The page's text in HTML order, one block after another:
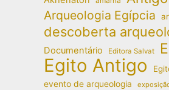
Arqueologia Egípcia
descoberta
Documentário Editora Salvat
Egito Antigo
evento de arqueologia